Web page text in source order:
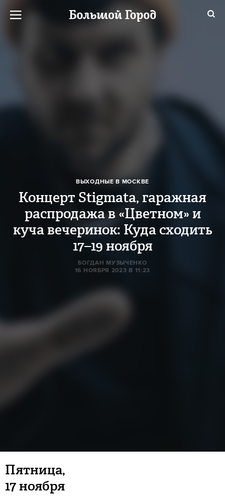
ВЫХОДНЫЕ В МОСКВЕ
Концерт Stigmata, гаражная
распродажа в «Цветном» и
куча вечеринок: Куда сходить
17–19 ноября
БОГДАН МУЗЫЧЕНКО
16 НОЯБРЯ 2023 В 11:23
Пятница,
17 ноября